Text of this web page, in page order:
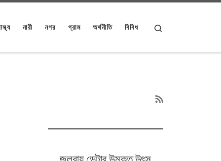
নারী নগর গ্রাম অর্থনীতি বিবিধ